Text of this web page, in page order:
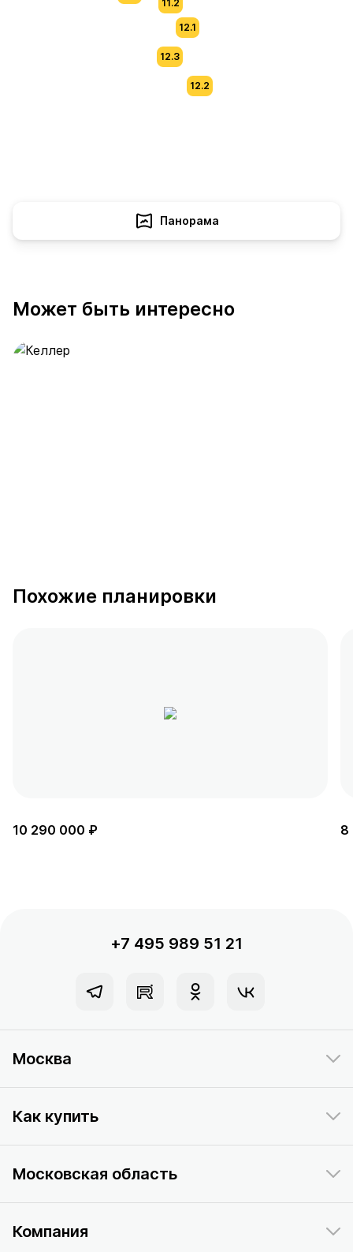
11.2
12.1
12.2
12.3
Панорама
Может быть интересно
Похожие планировки
10 290 000 ₽ 8
+7 495 989 51 21
Москва
Как купить
Московская область
Компания